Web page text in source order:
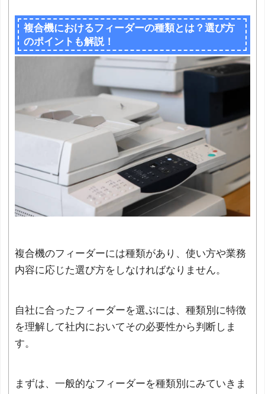
複合機におけるフィーダーの種類とは？選び方
のポイントも解説！
複合機のフィーダーには種類があり、使い方や業務
内容に応じた選び方をしなければなりません。
自社に合ったフィーダーを選ぶには、種類別に特徴
を理解して社内においてその必要性から判断しま
す。
まずは、一般的なフィーダーを種類別にみていきま